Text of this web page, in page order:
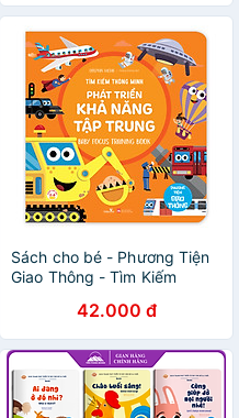
Sách cho bé - Phương Tiện
Giao Thông - Tìm Kiếm
Năng Tập Trung - Dành cho
trẻ từ 2-6 tuổi
42.000 đ